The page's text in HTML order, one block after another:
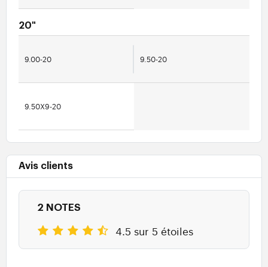
20"
9.00-20 9.50-20
9.50X9-20
Avis clients
2 NOTES
4.5 sur 5 étoiles